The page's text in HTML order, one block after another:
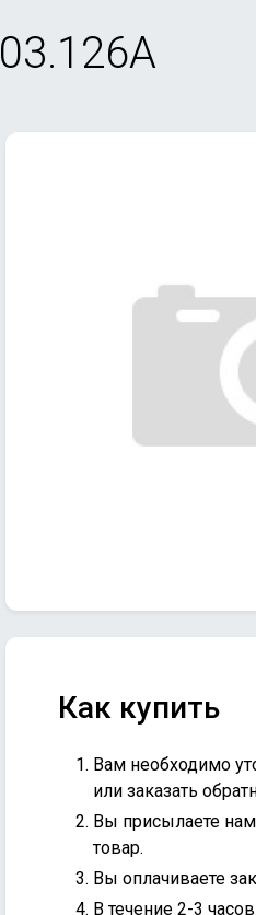
Как купить
Вам необходимо
или заказать
Вы присылаете
товар.
Вы оплачиваете
В течение 2-3